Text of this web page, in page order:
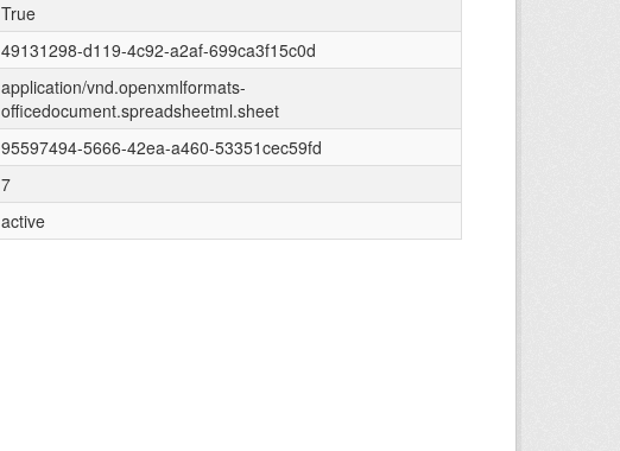
True
49131298-d119-4c92-a2af-699ca3f15c0d
application/vnd.openxmlformats-
officedocument.spreadsheetml.sheet
95597494-5666-42ea-a460-53351cec59fd
7
active